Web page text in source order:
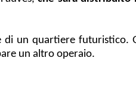
di un quartiere futuristico.
un altro operaio.